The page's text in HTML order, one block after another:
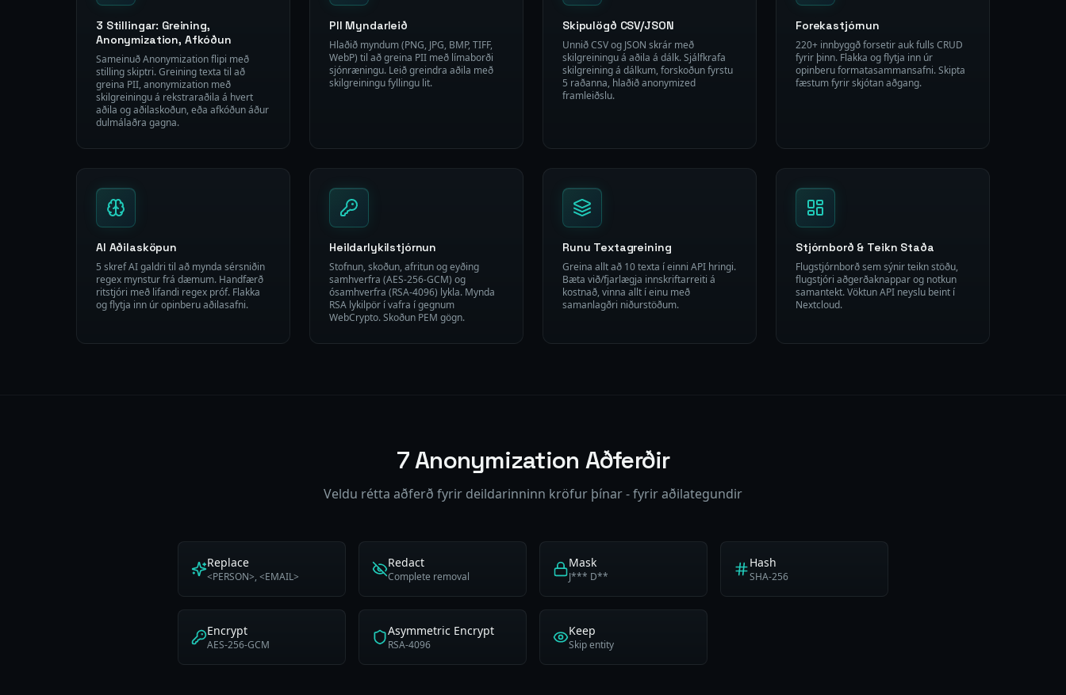
3 Stillingar: Greining,
Anonymization, Afkóðun
Sameinuð Anonymization flipi með
stilling skiptri. Greining texta til að
greina PII, anonymization með
skilgreiningu á rekstraraðila á hvert
aðila og aðilaskoðun, eða afkóðun áður
dulmálaðra gagna.
PII Myndarleið
Hlaðið myndum (PNG, JPG, BMP, TIFF,
WebP) til að greina PII með límaborði
sjónræningu. Leið greindra aðila með
skilgreiningu fyllingu lit.
Skipulögð CSV/JSON
Unnið CSV og JSON skrár með
skilgreiningu á aðila á dálk. Sjálfkrafa
skilgreining á dálkum, forskoðun fyrstu
5 raðanna, hlaðið anonymized
framleiðslu.
Forekastjórnun
220+ innbyggð forsetir auk fulls CRUD
fyrir þinn. Flakka og flytja inn úr
opinberu formatasammansafni. Skipta
fæstum fyrir skjótan aðgang.
AI Aðilasköpun
5 skref AI galdri til að mynda sérsniðin
regex mynstur frá dæmum. Handfærð
ritstjóri með lifandi regex próf. Flakka
og flytja inn úr opinberu aðilasafni.
Heildarlykilstjórnun
Stofnun, skoðun, afritun og eyðing
samhverfra (AES-256-GCM) og
ósamhverfra (RSA-4096) lykla. Mynda
RSA lykilpör í vafra í gegnum
WebCrypto. Skoðun PEM gögn.
Runu Textagreining
Greina allt að 10 texta í einni API hringi.
Bæta við/fjarlægja innskriftarreiti á
kostnað, vinna allt í einu með
samanlagðri niðurstöðum.
Stjórnborð & Teikn Staða
Flugstjórnborð sem sýnir teikn stöðu,
flugstjóri aðgerðaknappar og notkun
samantekt. Vöktun API neyslu beint í
Nextcloud.
7 Anonymization Aðferðir
Veldu rétta aðferð fyrir deildarinninn kröfur þínar - fyrir aðilategundir
Replace
<PERSON>, <EMAIL>
Redact
Complete removal
Mask
J*** D**
Hash
SHA-256
Encrypt
AES-256-GCM
Asymmetric Encrypt
RSA-4096
Keep
Skip entity